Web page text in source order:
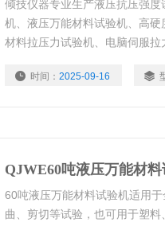
倾技仪器专业生产液压抗压强
机、液压万能材料试验机、高
材料拉压力试验机、电脑伺服拉
时间： 2025-09-16
QJWE60吨液压万能材
60吨液压万能材料试验机适用
曲、剪切等试验，也可用于塑料